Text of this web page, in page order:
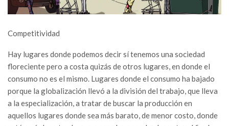
Competitividad
Hay lugares donde podemos decir sí tenemos una sociedad
floreciente pero a costa quizás de otros lugares, en donde el
consumo no es el mismo. Lugares donde el consumo ha bajado
porque la globalización llevó a la división del trabajo, que lleva
a la especialización, a tratar de buscar la producción en
aquellos lugares donde sea más barato, de menor costo, donde